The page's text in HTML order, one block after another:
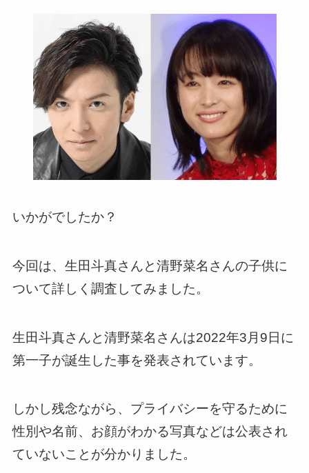
いかがでしたか？
今回は、生田斗真さんと清野菜名さんの子供に
ついて詳しく調査してみました。
生田斗真さんと清野菜名さんは2022年3月9日に
第一子が誕生した事を発表されています。
しかし残念ながら、プライバシーを守るために
性別や名前、お顔がわかる写真などは公表され
ていないことが分かりました。